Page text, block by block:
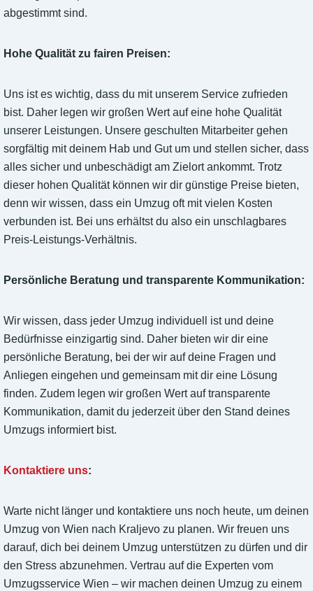
abgestimmt sind.
Hohe Qualität zu fairen Preisen:
Uns ist es wichtig, dass du mit unserem Service zufrieden
bist. Daher legen wir großen Wert auf eine hohe Qualität
unserer Leistungen. Unsere geschulten Mitarbeiter gehen
sorgfältig mit deinem Hab und Gut um und stellen sicher, dass
alles sicher und unbeschädigt am Zielort ankommt. Trotz
dieser hohen Qualität können wir dir günstige Preise bieten,
denn wir wissen, dass ein Umzug oft mit vielen Kosten
verbunden ist. Bei uns erhältst du also ein unschlagbares
Preis-Leistungs-Verhältnis.
Persönliche Beratung und transparente Kommunikation:
Wir wissen, dass jeder Umzug individuell ist und deine
Bedürfnisse einzigartig sind. Daher bieten wir dir eine
persönliche Beratung, bei der wir auf deine Fragen und
Anliegen eingehen und gemeinsam mit dir eine Lösung
finden. Zudem legen wir großen Wert auf transparente
Kommunikation, damit du jederzeit über den Stand deines
Umzugs informiert bist.
Kontaktiere uns:
Warte nicht länger und kontaktiere uns noch heute, um deinen
Umzug von Wien nach Kraljevo zu planen. Wir freuen uns
darauf, dich bei deinem Umzug unterstützen zu dürfen und dir
den Stress abzunehmen. Vertrau auf die Experten vom
Umzugsservice Wien – wir machen deinen Umzug zu einem